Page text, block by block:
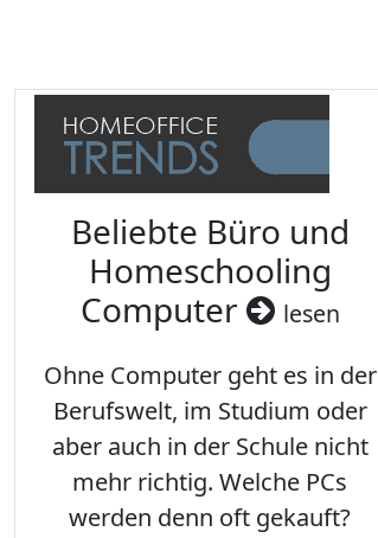
Beliebte Büro und
Homeschooling
Computer
lesen
Ohne Computer geht es in der
Berufswelt, im Studium oder
aber auch in der Schule nicht
mehr richtig. Welche PCs
werden denn oft gekauft?